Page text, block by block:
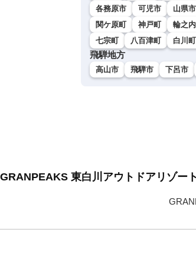
各務原市
可児市 山県市
関ケ原町
神戸町 輪之
七宗町
八百津町 白川町
飛騨地方
高山市 飛騨市 下呂市
GRANPEAKS 東白川アウトドアリゾー